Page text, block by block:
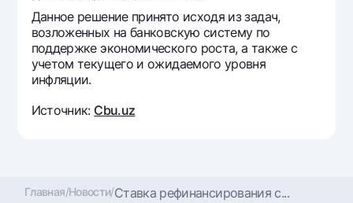
Часто задаваемые вопросы
Ищите по сайту
Пресс-центр
Данное решение принято исходя из задач,
возложенных на банковскую систему по
поддержке экономического роста, а также с
учетом текущего и ожидаемого уровня
инфляции.
Источник: Cbu.uz
Главная/Новости/Ставка рефинансирования с...